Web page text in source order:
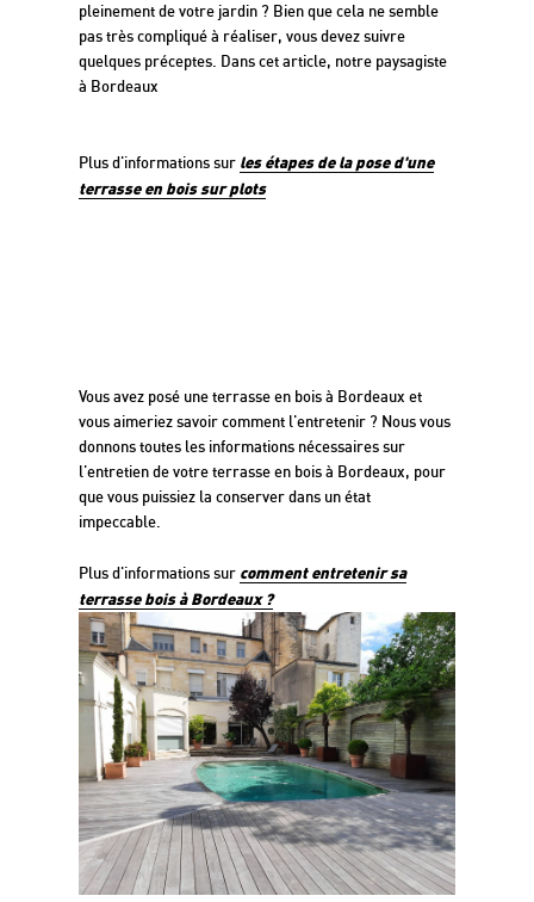
pleinement de votre jardin ? Bien que cela ne semble
pas très compliqué à réaliser, vous devez suivre
quelques préceptes. Dans cet article, notre paysagiste
à Bordeaux
Plus d'informations sur les étapes de la pose d'une
terrasse en bois sur plots
Vous avez posé une terrasse en bois à Bordeaux et
vous aimeriez savoir comment l'entretenir ? Nous vous
donnons toutes les informations nécessaires sur
l'entretien de votre terrasse en bois à Bordeaux, pour
que vous puissiez la conserver dans un état
impeccable.
Plus d'informations sur comment entretenir sa
terrasse bois à Bordeaux ?